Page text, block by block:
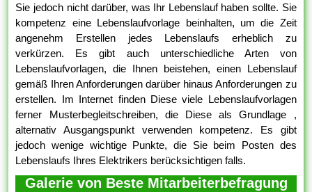
Sie jedoch nicht darüber, was Ihr Lebenslauf haben sollte. Sie
kompetenz eine Lebenslaufvorlage beinhalten, um die Zeit
angenehm Erstellen jedes Lebenslaufs erheblich zu
verkürzen. Es gibt auch unterschiedliche Arten von
Lebenslaufvorlagen, die Ihnen beistehen, einen Lebenslauf
gemäß Ihren Anforderungen darüber hinaus Anforderungen zu
erstellen. Im Internet finden Diese viele Lebenslaufvorlagen
ferner Musterbegleitschreiben, die Diese als Grundlage ,
alternativ Ausgangspunkt verwenden kompetenz. Es gibt
jedoch wenige wichtige Punkte, die Sie beim Posten des
Lebenslaufs Ihres Elektrikers berücksichtigen falls.
Galerie von Beste Mitarbeiterbefragung